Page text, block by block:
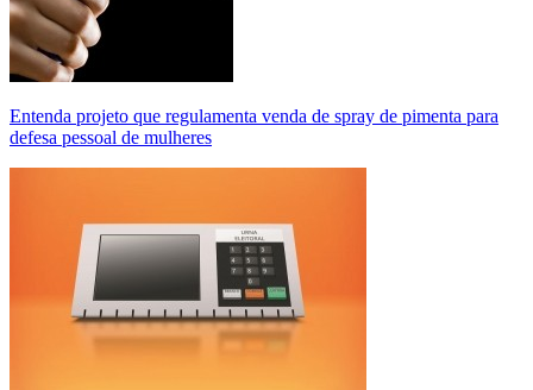
Entenda projeto que regulamenta venda de spray de pimenta para
defesa pessoal de mulheres